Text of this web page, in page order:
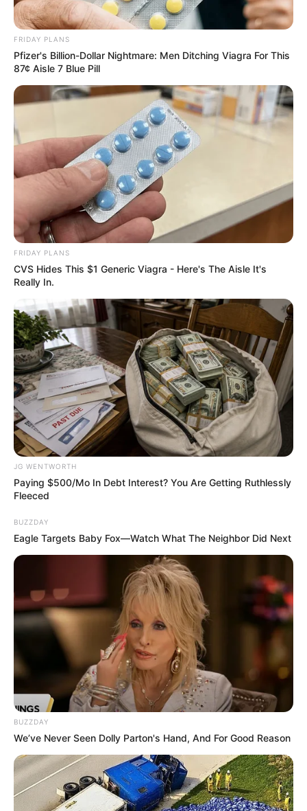
Films To Make You Question Everything You Know
About Cinema
BRAINBERRIES
The Real Reason Steve Carell Left 'The Office'
BRAINBERRIES
Gina Carano Finally Admits What Some Suspected
All Along
BRAINBERRIES
Clothes And Shoes Are The Real Challenges For
This Family!
BRAINBERRIES
FRIDAY PLANS
Pfizer's Billion-Dollar Nightmare: Men Ditching Viagra For This
87¢ Aisle 7 Blue Pill
FRIDAY PLANS
CVS Hides This $1 Generic Viagra - Here's The Aisle It's
Really In.
JG WENTWORTH
Paying $500/Mo In Debt Interest? You Are Getting Ruthlessly
Fleeced
BUZZDAY
Eagle Targets Baby Fox—Watch What The Neighbor Did Next
BUZZDAY
We’ve Never Seen Dolly Parton's Hand, And For Good Reason